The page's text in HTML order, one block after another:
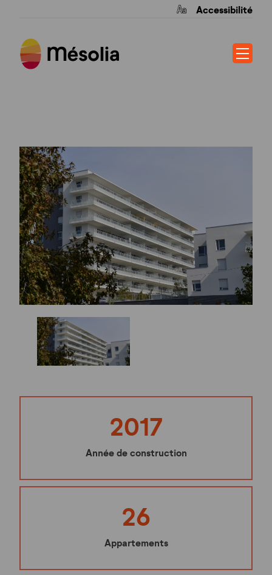
Accessibilité
2017
Année de construction
26
Appartements